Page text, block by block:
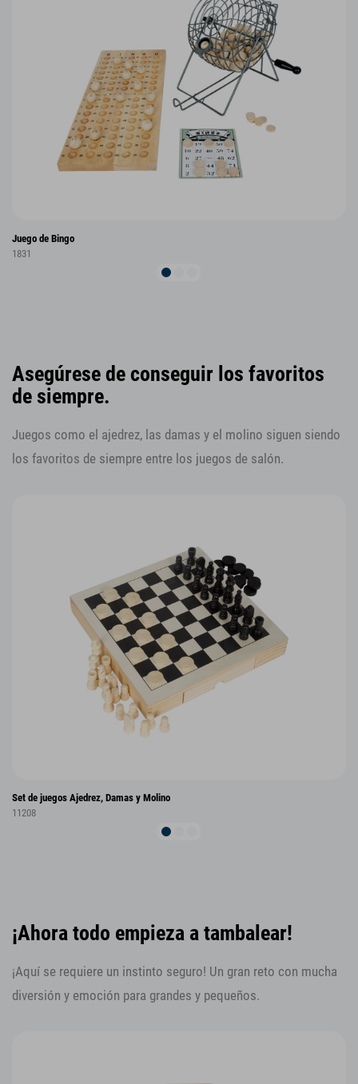
Juego de Bingo
1831
Asegúrese de conseguir los favoritos
de siempre.
Juegos como el ajedrez, las damas y el molino siguen siendo
los favoritos de siempre entre los juegos de salón.
Set de juegos Ajedrez, Damas y Molino
11208
¡Ahora todo empieza a tambalear!
¡Aquí se requiere un instinto seguro! Un gran reto con mucha
diversión y emoción para grandes y pequeños.